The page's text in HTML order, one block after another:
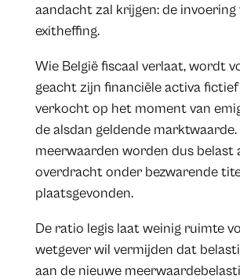
aandacht zal krijgen: de invoering
exitheffing.
Wie België fiscaal verlaat, wordt
geacht zijn financiële activa
verkocht op het moment van
de alsdan geldende
meerwaarden worden dus belast
overdracht onder bezwarende
plaatsgevonden.
De ratio legis laat weinig ruimte
wetgever wil vermijden dat
aan de nieuwe